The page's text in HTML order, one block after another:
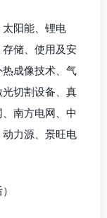
阳能、锂电
储、使用及安
成像技术、气
切割设备、真
南方电网、中
力源、景旺电